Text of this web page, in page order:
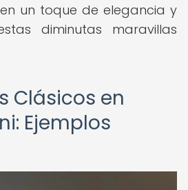
un toque de elegancia y
diminutas maravillas
Clásicos en
Ejemplos